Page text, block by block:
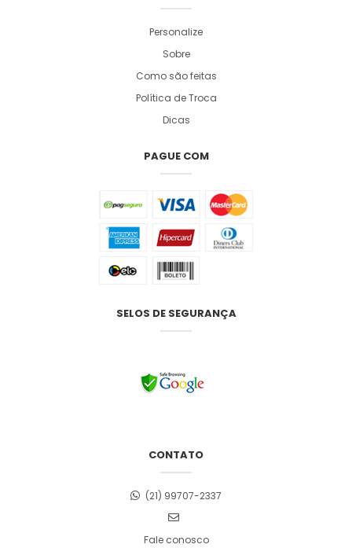
Personalize
Sobre
Como são feitas
Política de Troca
Dicas
PAGUE COM
SELOS DE SEGURANÇA
CONTATO
(21) 99707-2337
Fale conosco